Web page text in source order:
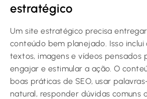
estratégico
Um site estratégico precisa
conteúdo bem planejado. Isso
textos, imagens e vídeos pensados
engajar e estimular a ação. O
boas práticas de SEO, usar
natural, responder dúvidas comuns